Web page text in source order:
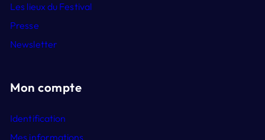
Les lieux du Festival
Presse
Newsletter
Mon compte
Identification
Mes informations